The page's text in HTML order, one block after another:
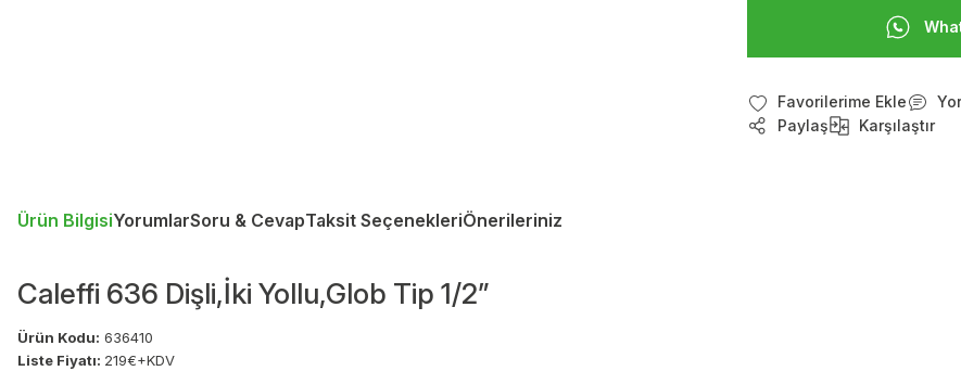
Paylaş
Karşılaştır
Ürün BilgisiYorumlarSoru & CevapTaksit SeçenekleriÖnerileriniz
Caleffi 636 Dişli,İki Yollu,Glob Tip 1/2”
Ürün Kodu: 636410
Liste Fiyatı: 219€+KDV